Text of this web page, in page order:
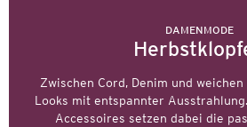
DAMENMODE
Zwischen Cord, Denim und
Looks mit entspannter
Accessoires setzen dabei die